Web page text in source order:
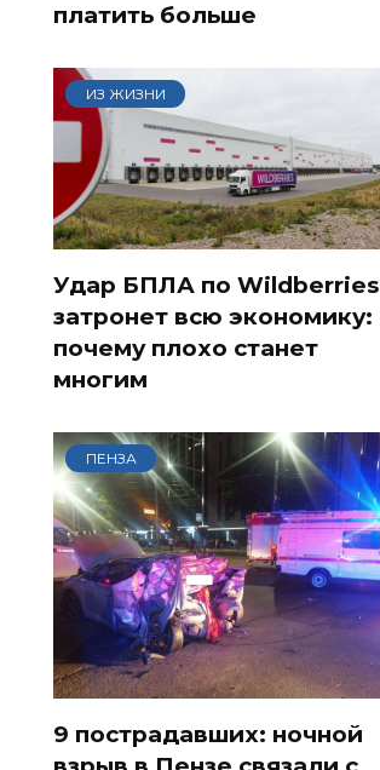
платить больше
ИЗ ЖИЗНИ
Удар БПЛА по Wildberries
затронет всю экономику:
почему плохо станет
многим
ПЕНЗА
9 пострадавших: ночной